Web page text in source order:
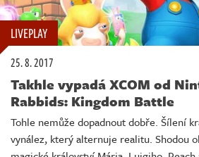
LIVEPLAY
25. 8. 2017
Takhle vypadá XCOM od
Rabbids: Kingdom Battle
Tohle nemůže dopadnout dobře. Šílení
vynález, který alternuje realitu. Shodou